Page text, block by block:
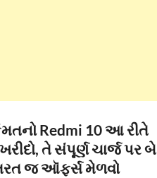
Redmi 10 આ રીતે
તે સંપૂર્ણ ચાર્જ પર બે
જ ઑફર્સ મેળવો